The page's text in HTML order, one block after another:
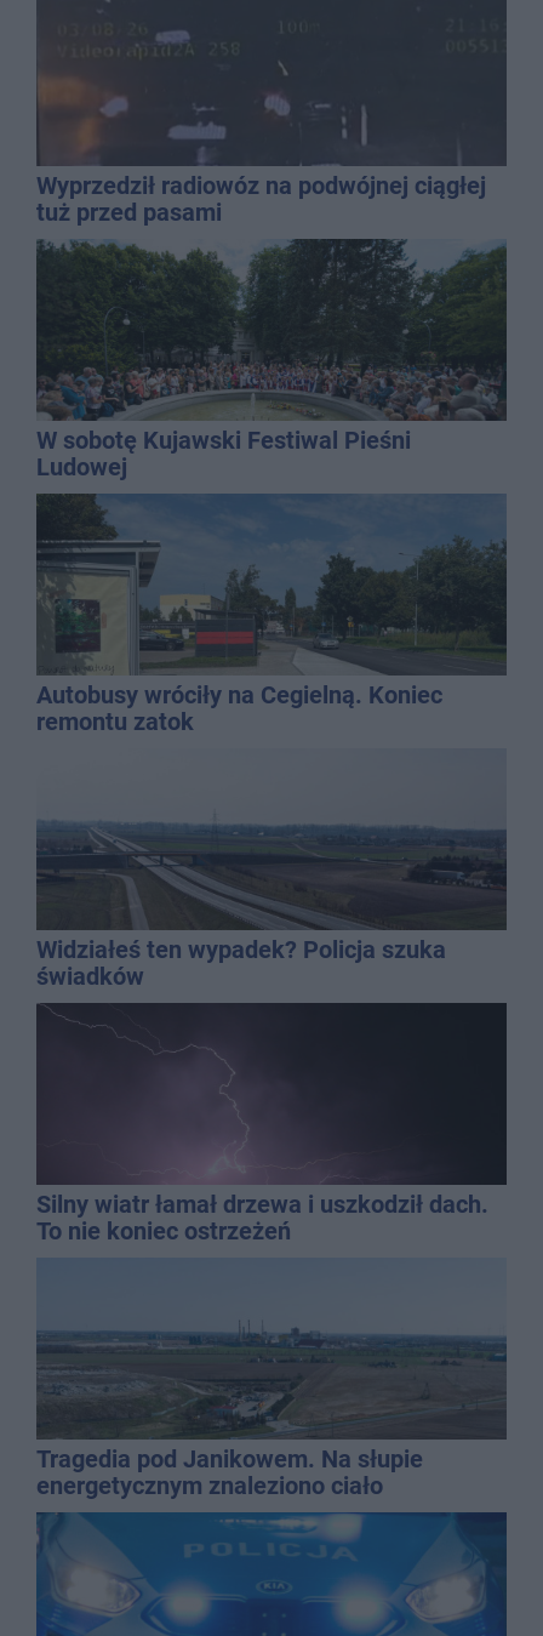
Wyprzedził radiowóz na podwójnej ciągłej
tuż przed pasami
W sobotę Kujawski Festiwal Pieśni
Ludowej
Autobusy wróciły na Cegielną. Koniec
remontu zatok
Widziałeś ten wypadek? Policja szuka
świadków
Silny wiatr łamał drzewa i uszkodził dach.
To nie koniec ostrzeżeń
Tragedia pod Janikowem. Na słupie
energetycznym znaleziono ciało
mężczyzny